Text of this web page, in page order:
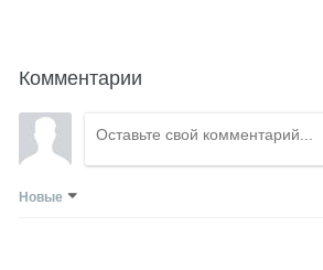
Комментарии
Новые